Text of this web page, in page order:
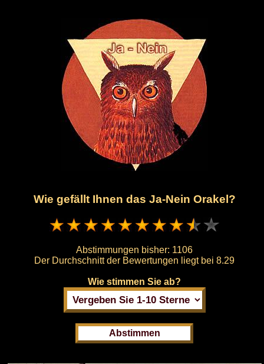
Wie gefällt Ihnen das Ja-Nein Orakel?
Abstimmungen bisher: 1106
Der Durchschnitt der Bewertungen liegt bei 8.29
Wie stimmen Sie ab?